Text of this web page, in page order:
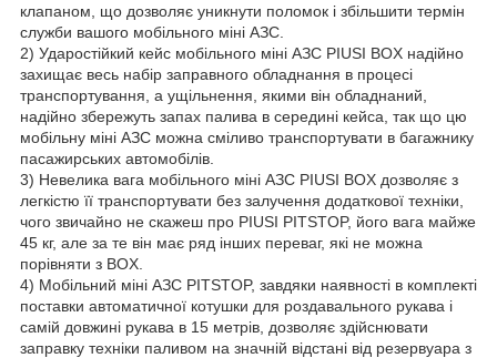
клапаном, що дозволяє уникнути поломок і збільшити термін
служби вашого мобільного міні АЗС.
2) Ударостійкий кейс мобільного міні АЗС PIUSI BOX надійно
захищає весь набір заправного обладнання в процесі
транспортування, а ущільнення, якими він обладнаний,
надійно збережуть запах палива в середині кейса, так що цю
мобільну міні АЗС можна сміливо транспортувати в багажнику
пасажирських автомобілів.
3) Невелика вага мобільного міні АЗС PIUSI BOX дозволяє з
легкістю її транспортувати без залучення додаткової техніки,
чого звичайно не скажеш про PIUSI PITSTOP, його вага майже
45 кг, але за те він має ряд інших переваг, які не можна
порівняти з BOX.
4) Мобільний міні АЗС PITSTOP, завдяки наявності в комплекті
поставки автоматичної котушки для роздавального рукава і
самій довжині рукава в 15 метрів, дозволяє здійснювати
заправку техніки паливом на значній відстані від резервуара з